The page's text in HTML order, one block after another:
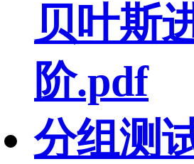
贝叶斯
阶.pdf
分组测